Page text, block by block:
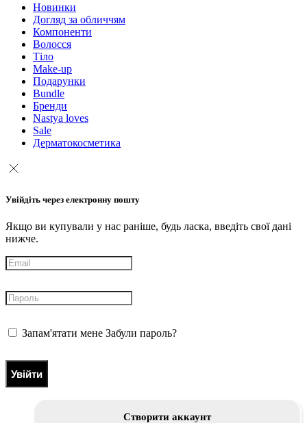
Новинки
Догляд за обличчям
Компоненти
Волосся
Тіло
Make-up
Подарунки
Bundle
Бренди
Nastya loves
Sale
Дерматокосметика
Увійдіть через електронну пошту
Якщо ви купували у нас раніше, будь ласка, введіть свої дані
нижче.
Запам'ятати мене Забули пароль?
Увійти
Створити аккаунт